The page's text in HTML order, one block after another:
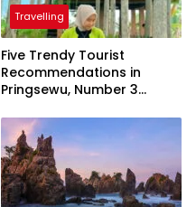
Travelling
Five Trendy Tourist
Recommendations in
Pringsewu, Number 3
President